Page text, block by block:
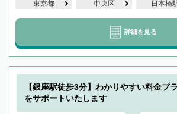
東京都 中央区 日本橋
詳細を見る
【銀座駅徒歩3分】わかりやすい料金プ
をサポートいたします